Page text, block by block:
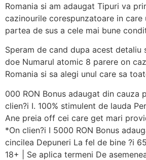
Romania si am adaugat Tipuri va
cazinourile corespunzatoare in
partea de sus a cele mai bune
Speram de cand dupa acest
doe Numarul atomic 8 parere on
Romania si sa alegi unul care sa
000 RON Bonus adaugat din cauza
clien?i I. 100% stimulent de lauda
Ane preia off cei care get mari
*On clien?i I 5000 RON Bonus
cincilea Depuneri La fel de bine ?i
18+ | Se aplica termeni De